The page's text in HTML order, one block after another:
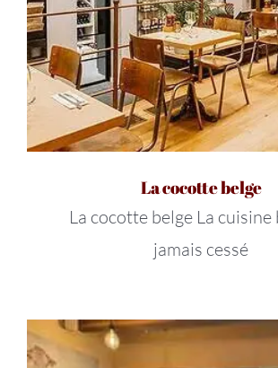
La cocotte belge
La cocotte belge La cuisine
jamais cessé